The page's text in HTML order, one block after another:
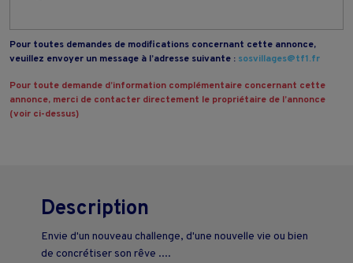
Pour toutes demandes de modifications concernant cette annonce,
veuillez envoyer un message à l’adresse suivante : sosvillages@tf1.fr
Pour toute demande d’information complémentaire concernant cette
annonce, merci de contacter directement le propriétaire de l’annonce
(voir ci-dessus)
Description
Envie d'un nouveau challenge, d'une nouvelle vie ou bien
de concrétiser son rêve ....